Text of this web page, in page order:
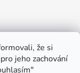
že si
jeho zachování
- od